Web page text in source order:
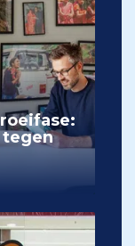
tegen